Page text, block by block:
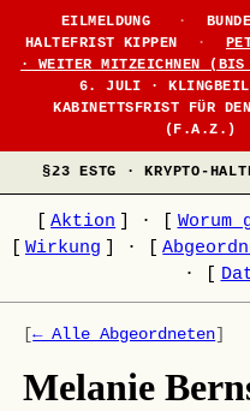
EILMELDUNG ·
HALTEFRIST KIPPEN
·
· WEITER MITZEICHNEN
6. JULI ·
KABINETTSFRIST FÜR
(F.A.Z.)
§23 ESTG · KRYPTO-
Aktion ·
Wirkung ·
·
[← Alle Abgeordneten]
Melanie